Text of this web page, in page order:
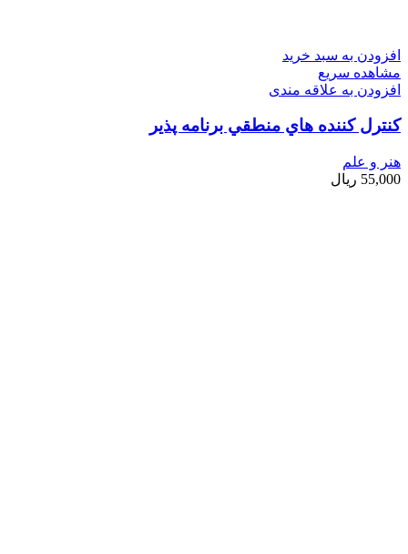
افزودن به سبد خرید
مشاهده سریع
افزودن به علاقه مندی
كنترل كننده هاي منطقي برنامه پذير
هنر و علم
55,000 ریال